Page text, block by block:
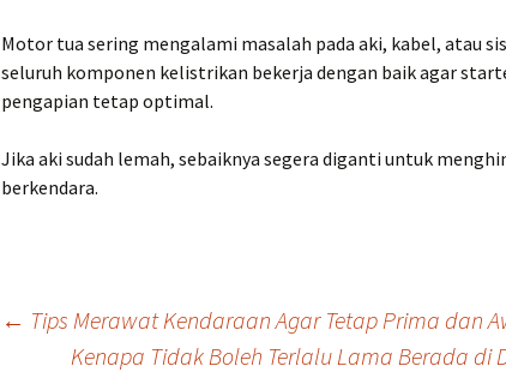
Motor tua sering mengalami masalah pada aki, kabel, atau
seluruh komponen kelistrikan bekerja dengan baik agar
pengapian tetap optimal.
Jika aki sudah lemah, sebaiknya segera diganti untuk
berkendara.
← Tips Merawat Kendaraan Agar Tetap Prima dan
Kenapa Tidak Boleh Terlalu Lama Berada di